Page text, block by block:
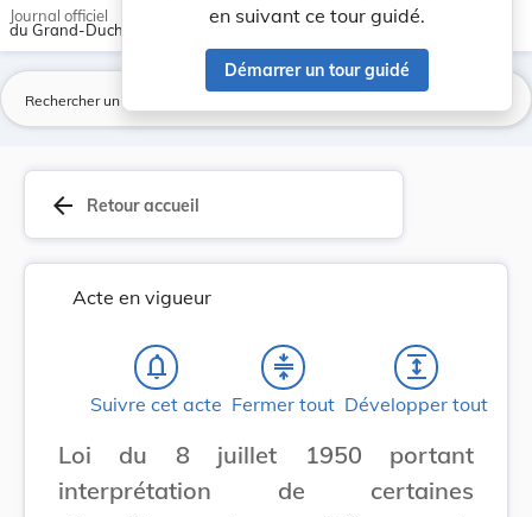
en suivant ce tour guidé.
Démarrer un tour guidé
Journal officiel
du Grand-Duché de Luxembourg
arrow_back Retour accueil
Acte en vigueur
notifications_none
Suivre cet acte
compress
Fermer tout
expand
Développer tout
Loi du 8 juillet 1950 portant
interprétation de certaines